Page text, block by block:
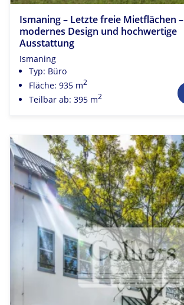
Ismaning – Letzte freie Mietflächen –
modernes Design und hochwertige
Ausstattung
Ismaning
Typ: Büro
Fläche: 935 m2
Teilbar ab: 395 m2